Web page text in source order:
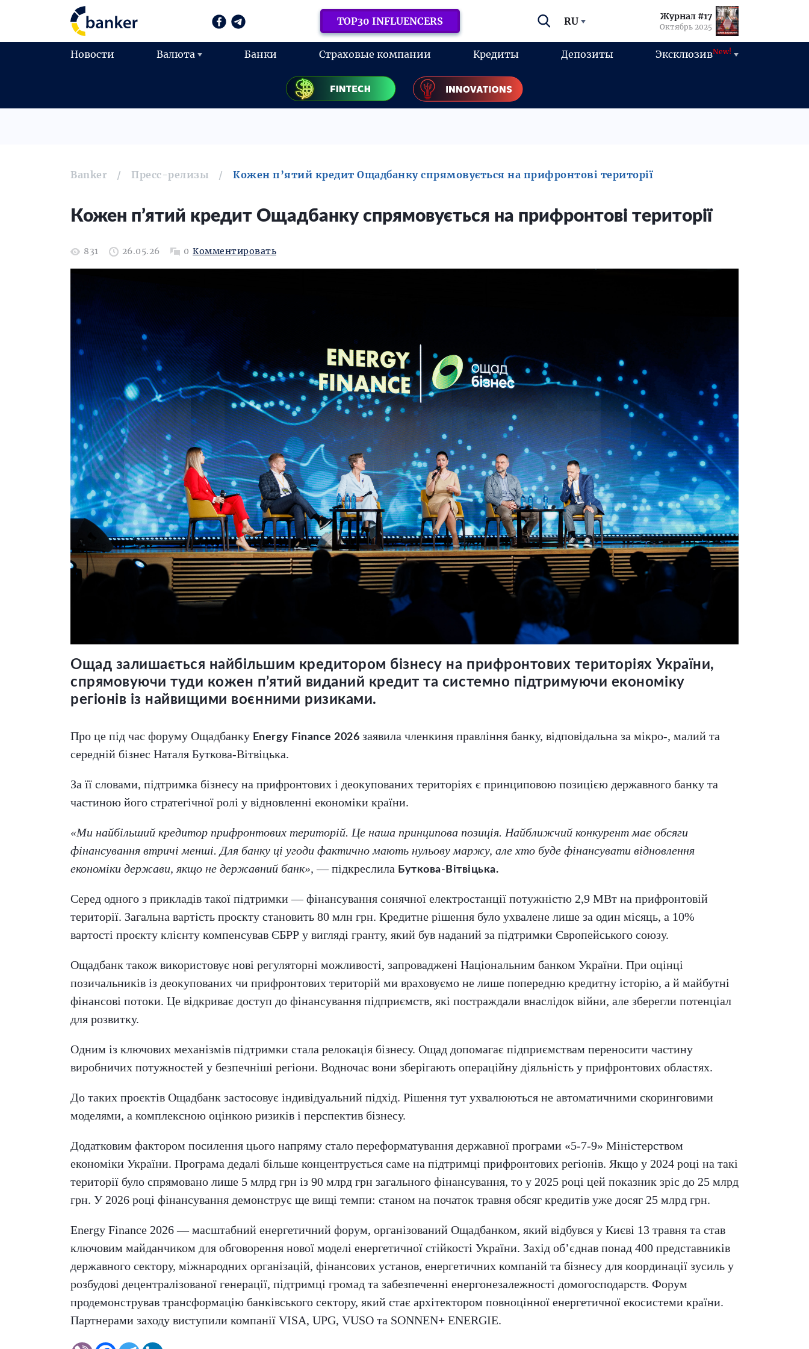
TOP30 INFLUENCERS RU Журнал #17
Октябрь 2025
Новости Валюта Банки Страховые компании Кредиты Депозиты ЭксклюзивNew!
Banker Пресс-релизы Кожен п’ятий кредит Ощадбанку спрямовується на прифронтові території
Кожен п’ятий кредит Ощадбанку спрямовується на прифронтові території
831 26.05.26 0 Комментировать
Ощад залишається найбільшим кредитором бізнесу на прифронтових територіях України,
спрямовуючи туди кожен п’ятий виданий кредит та системно підтримуючи економіку
регіонів із найвищими воєнними ризиками.
Про це під час форуму Ощадбанку Energy Finance 2026 заявила членкиня правління банку, відповідальна за мікро-, малий та
середній бізнес Наталя Буткова-Вітвіцька.
За її словами, підтримка бізнесу на прифронтових і деокупованих територіях є принциповою позицією державного банку та
частиною його стратегічної ролі у відновленні економіки країни.
«Ми найбільший кредитор прифронтових територій. Це наша принципова позиція. Найближчий конкурент має обсяги
фінансування втричі менші. Для банку ці угоди фактично мають нульову маржу, але хто буде фінансувати відновлення
економіки держави, якщо не державний банк», — підкреслила Буткова-Вітвіцька.
Серед одного з прикладів такої підтримки — фінансування сонячної електростанції потужністю 2,9 МВт на прифронтовій
території. Загальна вартість проєкту становить 80 млн грн. Кредитне рішення було ухвалене лише за один місяць, а 10%
вартості проєкту клієнту компенсував ЄБРР у вигляді гранту, який був наданий за підтримки Європейського союзу.
Ощадбанк також використовує нові регуляторні можливості, запроваджені Національним банком України. При оцінці
позичальників із деокупованих чи прифронтових територій ми враховуємо не лише попередню кредитну історію, а й майбутні
фінансові потоки. Це відкриває доступ до фінансування підприємств, які постраждали внаслідок війни, але зберегли потенціал
для розвитку.
Одним із ключових механізмів підтримки стала релокація бізнесу. Ощад допомагає підприємствам переносити частину
виробничих потужностей у безпечніші регіони. Водночас вони зберігають операційну діяльність у прифронтових областях.
До таких проєктів Ощадбанк застосовує індивідуальний підхід. Рішення тут ухвалюються не автоматичними скоринговими
моделями, а комплексною оцінкою ризиків і перспектив бізнесу.
Додатковим фактором посилення цього напряму стало переформатування державної програми «5-7-9» Міністерством
економіки України. Програма дедалі більше концентрується саме на підтримці прифронтових регіонів. Якщо у 2024 році на такі
території було спрямовано лише 5 млрд грн із 90 млрд грн загального фінансування, то у 2025 році цей показник зріс до 25 млрд
грн. У 2026 році фінансування демонструє ще вищі темпи: станом на початок травня обсяг кредитів уже досяг 25 млрд грн.
Energy Finance 2026 — масштабний енергетичний форум, організований Ощадбанком, який відбувся у Києві 13 травня та став
ключовим майданчиком для обговорення нової моделі енергетичної стійкості України. Захід об’єднав понад 400 представників
державного сектору, міжнародних організацій, фінансових установ, енергетичних компаній та бізнесу для координації зусиль у
розбудові децентралізованої генерації, підтримці громад та забезпеченні енергонезалежності домогосподарств. Форум
продемонстрував трансформацію банківського сектору, який стає архітектором повноцінної енергетичної екосистеми країни.
Партнерами заходу виступили компанії VISA, UPG, VUSO та SONNEN+ ENERGIE.